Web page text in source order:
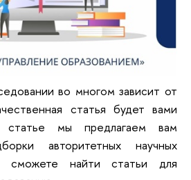
во многом зависит от
статья будет вами
мы предлагаем вам
авторитетных научных
сможете найти статьи для